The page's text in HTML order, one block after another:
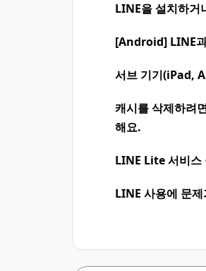
LINE을 설치하거
[Android] LINE
서브 기기(iPad,
캐시를 삭제하려
해요.
LINE Lite 서비스
LINE 사용에 문